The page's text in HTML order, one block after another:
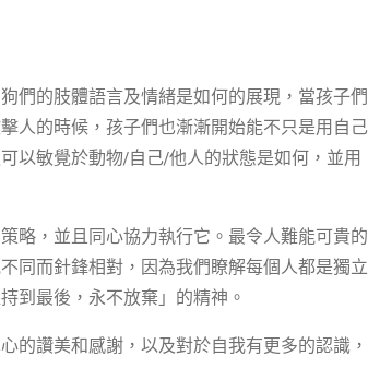
們的肢體語言及情緒是如何的展現，當孩子們
人的時候，孩子們也漸漸開始能不只是用自己
以敏覺於動物/自己/他人的狀態是如何，並用
略，並且同心協力執行它。最令人難能可貴的
同而針鋒相對，因為我們瞭解每個人都是獨立
到最後，永不放棄」的精神。
的讚美和感謝，以及對於自我有更多的認識，